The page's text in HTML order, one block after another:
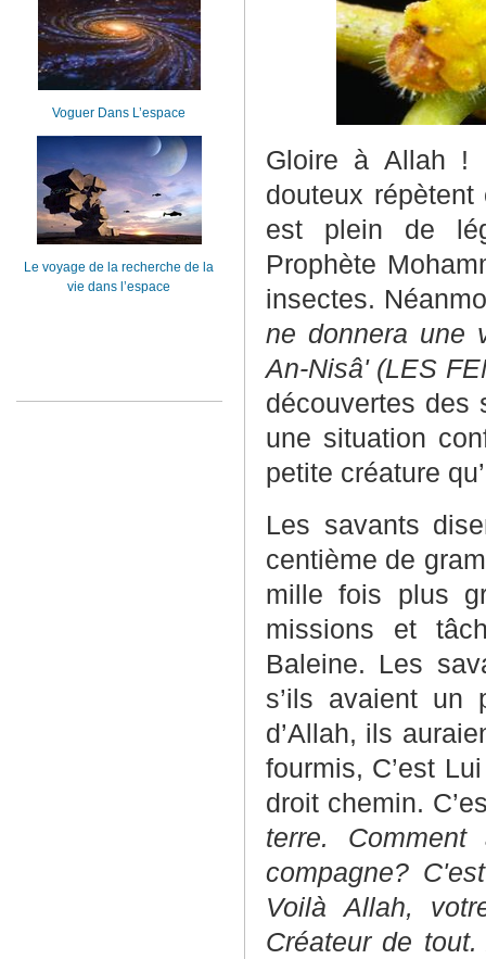
Gloire à Allah !
douteux
est plein de
Prophète
insectes.
ne donnera une
An-Nisâ' (LES
découvertes des
une situation
petite créature
Les savants
centième de
mille fois plus
missions et
Baleine. Les
s’ils avaient un
d’Allah, ils
fourmis, C’est
droit chemin.
terre.
compagne?
Voilà Allah,
Créateur de
Voguer Dans L’espace
Le voyage de la recherche de la
vie dans l’espace